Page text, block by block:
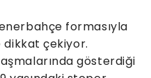
formasıyla
dikkat çekiyor.
gösterdiği